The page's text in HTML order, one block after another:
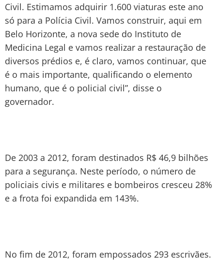
Civil. Estimamos adquirir 1.600 viaturas este ano
só para a Polícia Civil. Vamos construir, aqui em
Belo Horizonte, a nova sede do Instituto de
Medicina Legal e vamos realizar a restauração de
diversos prédios e, é claro, vamos continuar, que
é o mais importante, qualificando o elemento
humano, que é o policial civil”, disse o
governador.
De 2003 a 2012, foram destinados R$ 46,9 bilhões
para a segurança. Neste período, o número de
policiais civis e militares e bombeiros cresceu 28%
e a frota foi expandida em 143%.
No fim de 2012, foram empossados 293 escrivães.